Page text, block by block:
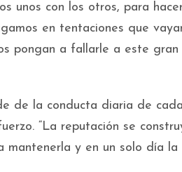
unos con los otros, para
en tentaciones que
pongan a fallarle a este gran
de la conducta diaria de
“La reputación se
y en un solo día la